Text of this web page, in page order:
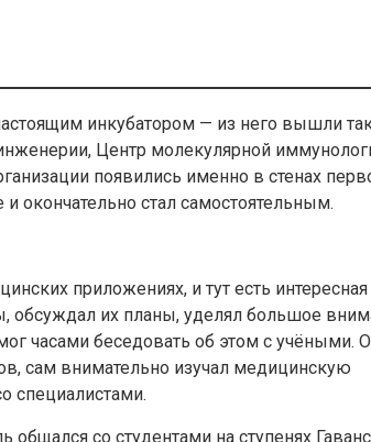
инкубатором — из него вышли
Центр молекулярной
появились именно в стенах
окончательно стал самостоятельным.
приложениях, и тут есть интересная
обсуждал их планы, уделял большое
часами беседовать об этом с учёными.
сам внимательно изучал медицинскую
специалистами.
со студентами на ступенях